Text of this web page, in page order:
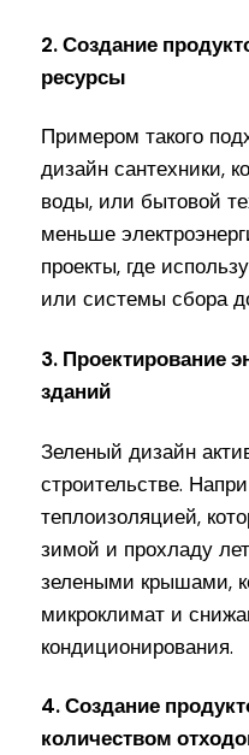
2. Создание
ресурсы
Примером такого
дизайн сантехники,
воды, или бытовой
меньше
проекты, где
или системы сбора
3. Проектирование
зданий
Зеленый дизайн
строительстве.
теплоизоляцией,
зимой и прохладу
зелеными крышами,
микроклимат и
кондиционирования.
4. Создание
количеством